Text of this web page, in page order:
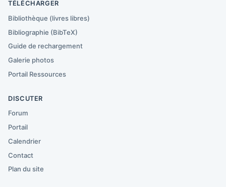
TÉLÉCHARGER
Bibliothèque (livres libres)
Bibliographie (BibTeX)
Guide de rechargement
Galerie photos
Portail Ressources
DISCUTER
Forum
Portail
Calendrier
Contact
Plan du site